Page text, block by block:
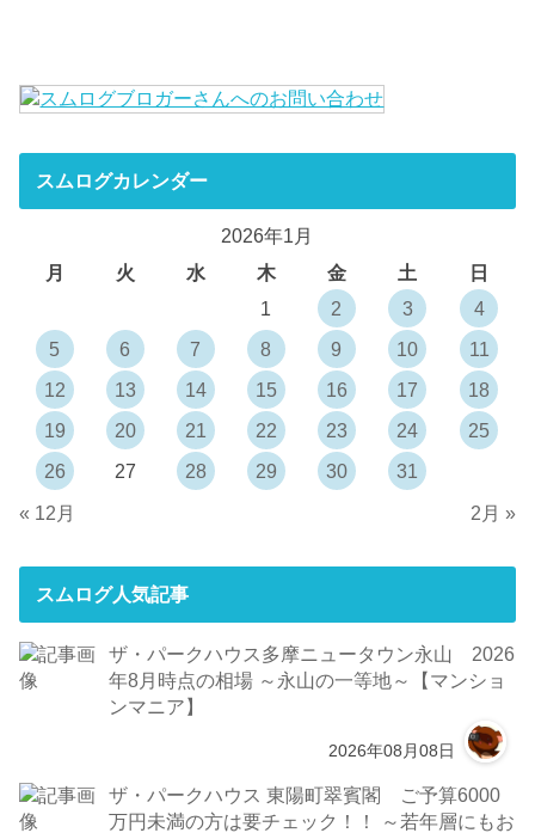
スムログカレンダー
2026年1月
月
火 水 木 金 土
日
1
2 3
4
5
6 7 8 9 10
11
12
13 14 15 16 17
18
19
20 21 22 23 24
25
26
27 28 29 30
31
« 12月
2月 »
スムログ人気記事
ザ・パークハウス多摩ニュータウン永山 2026
年8月時点の相場 ～永山の一等地～【マンショ
ンマニア】
2026年08月08日
ザ・パークハウス 東陽町翠賓閣 ご予算6000
万円未満の方は要チェック！！ ～若年層にもお